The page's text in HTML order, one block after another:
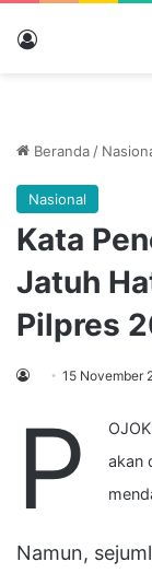
Beranda /
Nasional
Kata
Jatuh
Pilpres
15 November
P
akan
Namun,